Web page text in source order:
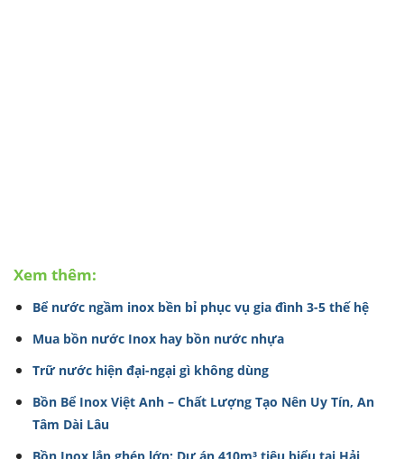
Xem thêm:
Bể nước ngầm inox bền bỉ phục vụ gia đình 3-5 thế hệ
Mua bồn nước Inox hay bồn nước nhựa
Trữ nước hiện đại-ngại gì không dùng
Bồn Bể Inox Việt Anh – Chất Lượng Tạo Nên Uy Tín, An
Tâm Dài Lâu